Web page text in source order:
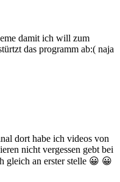
damit ich will zum
das programm ab:( naja
dort habe ich videos von
nicht vergessen gebt bei
gleich an erster stelle 😀 😀